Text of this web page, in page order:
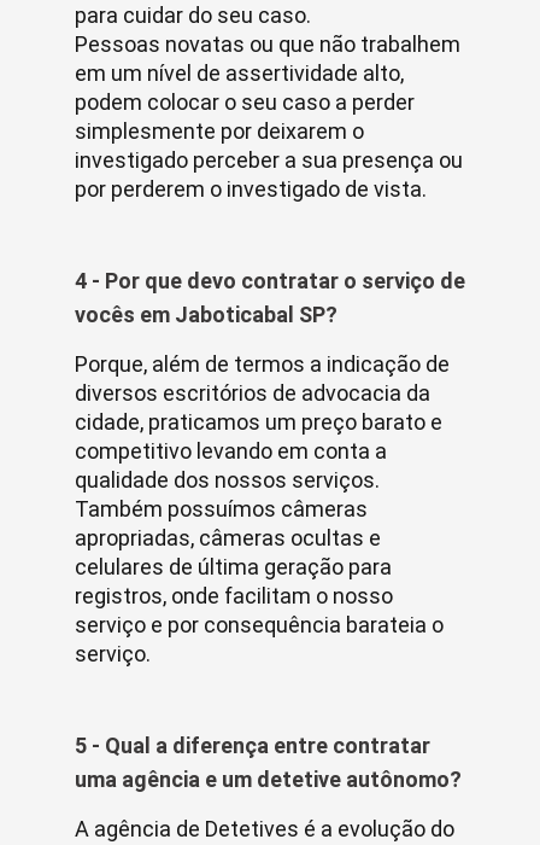
para cuidar do seu caso.
Pessoas novatas ou que não trabalhem
em um nível de assertividade alto,
podem colocar o seu caso a perder
simplesmente por deixarem o
investigado perceber a sua presença ou
por perderem o investigado de vista.
4 - Por que devo contratar o serviço de
vocês em Jaboticabal SP?
Porque, além de termos a indicação de
diversos escritórios de advocacia da
cidade, praticamos um preço barato e
competitivo levando em conta a
qualidade dos nossos serviços.
Também possuímos câmeras
apropriadas, câmeras ocultas e
celulares de última geração para
registros, onde facilitam o nosso
serviço e por consequência barateia o
serviço.
5 - Qual a diferença entre contratar
uma agência e um detetive autônomo?
A agência de Detetives é a evolução do